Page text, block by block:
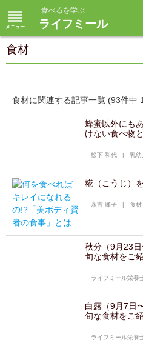
reorder 食べるを学ぶ
ライフミール
食材
食材に関連する記事一覧 (93件中
蜂蜜以外にも
けない食べ物
松下 和代 |乳幼
糀（こうじ）
永吉 峰子 |食材
秋分（9月23
旬な食材をご
ライフミール栄養
白露（9月7日
旬な食材をご
ライフミール栄養